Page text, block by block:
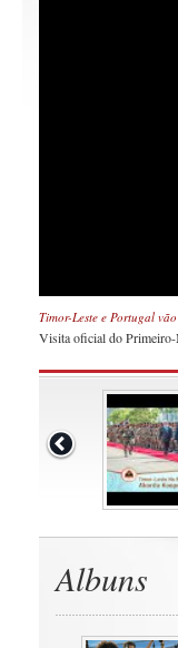
Timor-Leste e Portugal
Visita oficial do
Albuns